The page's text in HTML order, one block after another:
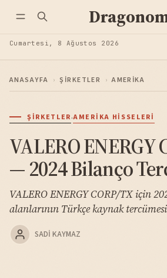
Cumartesi, 8 Ağustos 2026
ANASAYFA › ŞIRKETLER › AMERIKA
ŞIRKETLER·AMERIKA HISSELERI
VALERO ENERGY
— 2024 Bilanço
VALERO ENERGY CORP/TX için
alanlarının Türkçe kaynak
SADI KAYMAZ